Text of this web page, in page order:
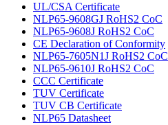
UL/CSA Certificate
NLP65-9608GJ RoHS2 CoC
NLP65-9608J RoHS2 CoC
CE Declaration of Conformity
NLP65-7605N1J RoHS2 CoC
NLP65-9610J RoHS2 CoC
CCC Certificate
TUV Certificate
TUV CB Certificate
NLP65 Datasheet